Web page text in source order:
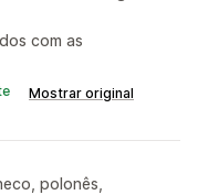
com as
Mostrar original
polonês,